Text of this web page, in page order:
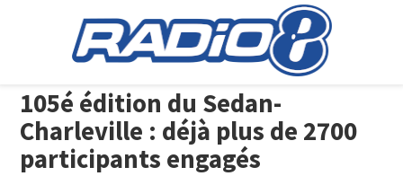
105é édition du Sedan-
Charleville : déjà plus de 2700
participants engagés